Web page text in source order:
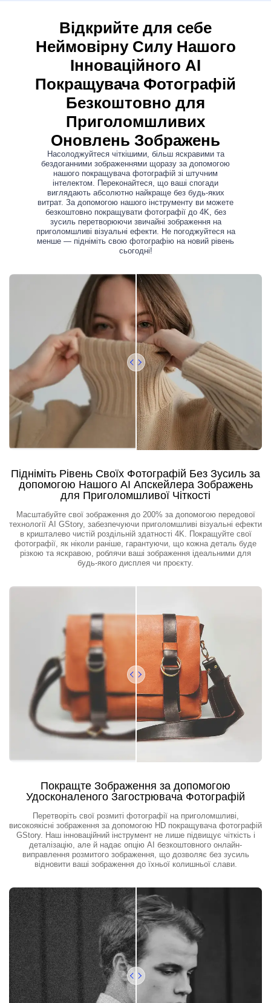
Відкрийте для себе
Неймовірну Силу Нашого
Інноваційного AI
Покращувача Фотографій
Безкоштовно для
Приголомшливих
Оновлень Зображень
Насолоджуйтеся чіткішими, більш яскравими та
бездоганними зображеннями щоразу за допомогою
нашого покращувача фотографій зі штучним
інтелектом. Переконайтеся, що ваші спогади
виглядають абсолютно найкраще без будь-яких
витрат. За допомогою нашого інструменту ви можете
безкоштовно покращувати фотографії до 4K, без
зусиль перетворюючи звичайні зображення на
приголомшливі візуальні ефекти. Не погоджуйтеся на
менше — підніміть свою фотографію на новий рівень
сьогодні!
Підніміть Рівень Своїх Фотографій Без Зусиль за
допомогою Нашого AI Апскейлера Зображень
для Приголомшливої Чіткості
Масштабуйте свої зображення до 200% за допомогою передової
технології AI GStory, забезпечуючи приголомшливі візуальні ефекти
в кришталево чистій роздільній здатності 4K. Покращуйте свої
фотографії, як ніколи раніше, гарантуючи, що кожна деталь буде
різкою та яскравою, роблячи ваші зображення ідеальними для
будь-якого дисплея чи проєкту.
Покращте Зображення за допомогою
Удосконаленого Загострювача Фотографій
Перетворіть свої розмиті фотографії на приголомшливі,
високоякісні зображення за допомогою HD покращувача фотографій
GStory. Наш інноваційний інструмент не лише підвищує чіткість і
деталізацію, але й надає опцію AI безкоштовного онлайн-
виправлення розмитого зображення, що дозволяє без зусиль
відновити ваші зображення до їхньої колишньої слави.